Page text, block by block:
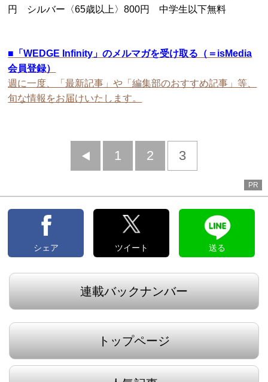
円 シルバー〈65歳以上〉800円 中学生以下無料
■ 「WEDGE Infinity」のメルマガを受け取る（＝isMedia
会員登録）
週に一度、「最新記事」や「編集部のおすすめ記事」等、
旬な情報をお届けいたします。
前
1 2 3
PR
シェア ツイート 送る
連載バックナンバー
トップページ